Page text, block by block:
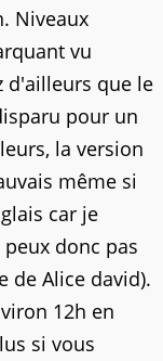
Niveaux
vu
d'ailleurs que le
pour un
la version
même si
car je
peux donc pas
de Alice david).
12h en
si vous